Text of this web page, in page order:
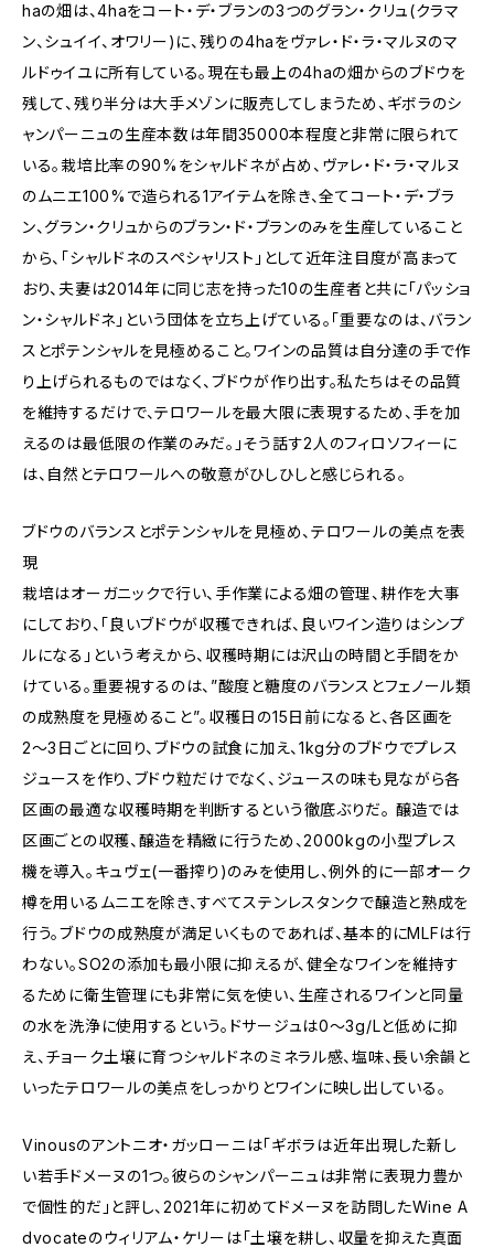
haの畑は、4haをコート・デ・ブランの3つのグラン・クリュ(クラマ
ン、シュイイ、オワリー)に、残りの4haをヴァレ・ド・ラ・マルヌのマ
ルドゥイユに所有している。現在も最上の4haの畑からのブドウを
残して、残り半分は大手メゾンに販売してしまうため、ギボラのシ
ャンパーニュの生産本数は年間35000本程度と非常に限られて
いる。栽培比率の90%をシャルドネが占め、ヴァレ・ド・ラ・マルヌ
のムニエ100%で造られる1アイテムを除き、全てコート・デ・ブラ
ン、グラン・クリュからのブラン・ド・ブランのみを生産していること
から、「シャルドネのスペシャリスト」として近年注目度が高まって
おり、夫妻は2014年に同じ志を持った10の生産者と共に「パッショ
ン・シャルドネ」という団体を立ち上げている。「重要なのは、バラン
スとポテンシャルを見極めること。ワインの品質は自分達の手で作
り上げられるものではなく、ブドウが作り出す。私たちはその品質
を維持するだけで、テロワールを最大限に表現するため、手を加
えるのは最低限の作業のみだ。」そう話す2人のフィロソフィーに
は、自然とテロワールへの敬意がひしひしと感じられる。
ブドウのバランスとポテンシャルを見極め、テロワールの美点を表
現
栽培はオーガニックで行い、手作業による畑の管理、耕作を大事
にしており、「良いブドウが収穫できれば、良いワイン造りはシンプ
ルになる」という考えから、収穫時期には沢山の時間と手間をか
けている。重要視するのは、”酸度と糖度のバランスとフェノール類
の成熟度を見極めること”。収穫日の15日前になると、各区画を
2〜3日ごとに回り、ブドウの試食に加え、1kg分のブドウでプレス
ジュースを作り、ブドウ粒だけでなく、ジュースの味も見ながら各
区画の最適な収穫時期を判断するという徹底ぶりだ。 醸造では
区画ごとの収穫、醸造を精緻に行うため、2000kgの小型プレス
機を導入。キュヴェ(一番搾り)のみを使用し、例外的に一部オーク
樽を用いるムニエを除き、すべてステンレスタンクで醸造と熟成を
行う。ブドウの成熟度が満足いくものであれば、基本的にMLFは行
わない。SO2の添加も最小限に抑えるが、健全なワインを維持す
るために衛生管理にも非常に気を使い、生産されるワインと同量
の水を洗浄に使用するという。ドサージュは0〜3g/Lと低めに抑
え、チョーク土壌に育つシャルドネのミネラル感、塩味、長い余韻と
いったテロワールの美点をしっかりとワインに映し出している。
Vinousのアントニオ・ガッローニは「ギボラは近年出現した新し
い若手ドメーヌの1つ。彼らのシャンパーニュは非常に表現力豊か
で個性的だ」と評し、2021年に初めてドメーヌを訪問したWine A
dvocateのウィリアム・ケリーは「土壌を耕し、収量を抑えた真面